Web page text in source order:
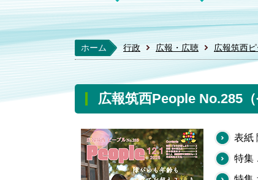
ホーム 行政 広報・広聴 広報筑西
広報筑西People No.285（
表紙
特集